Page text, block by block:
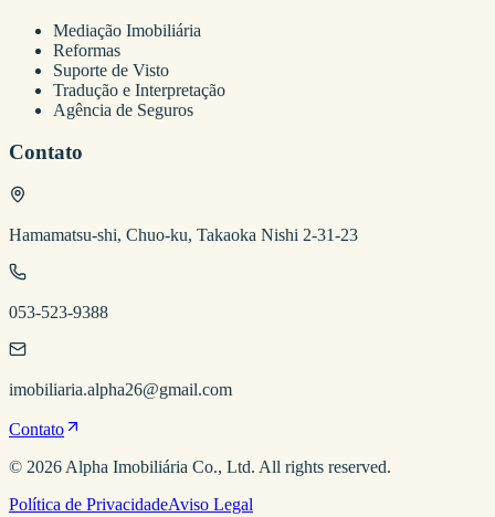
Mediação Imobiliária
Reformas
Suporte de Visto
Tradução e Interpretação
Agência de Seguros
Contato
Hamamatsu-shi, Chuo-ku, Takaoka Nishi 2-31-23
053-523-9388
imobiliaria.alpha26@gmail.com
Contato
© 2026 Alpha Imobiliária Co., Ltd. All rights reserved.
Política de PrivacidadeAviso Legal